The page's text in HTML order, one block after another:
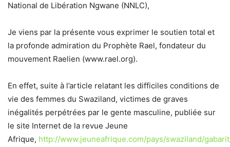
National de Libération Ngwane (NNLC),
Je viens par la présente vous exprimer le soutien total et
la profonde admiration du Prophète Rael, fondateur du
mouvement Raelien (www.rael.org).
En effet, suite à l’article relatant les difficiles conditions de
vie des femmes du Swaziland, victimes de graves
inégalités perpétrées par le gente masculine, publiée sur
le site Internet de la revue Jeune
Afrique, http://www.jeuneafrique.com/pays/swaziland/